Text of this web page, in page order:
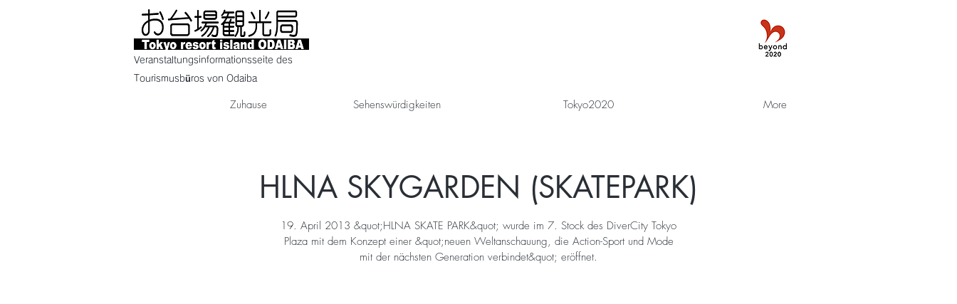
Veranstaltungsinformationsseite des
Tourismusbüros von Odaiba
Zuhause Sehenswürdigkeiten Tokyo2020 More
HLNA SKYGARDEN (SKATEPARK)
19. April 2013 &quot;HLNA SKATE PARK&quot; wurde im 7. Stock des DiverCity Tokyo
Plaza mit dem Konzept einer &quot;neuen Weltanschauung, die Action-Sport und Mode
mit der nächsten Generation verbindet&quot; eröffnet.